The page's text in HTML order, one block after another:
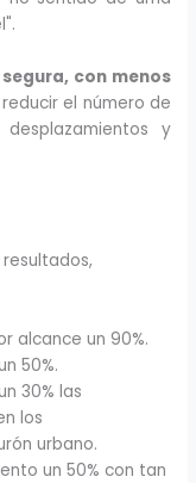
con menos
el número de
y
alcance un 90%.
50%.
30% las
los
urbano.
un 50% con tan